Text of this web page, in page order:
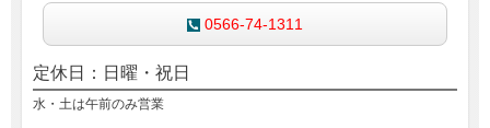
0566-74-1311
定休日：日曜・祝日
水・土は午前のみ営業